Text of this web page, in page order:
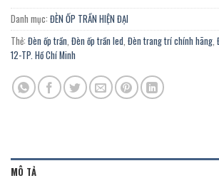
Danh mục: ĐÈN ỐP TRẦN HIỆN ĐẠI
Thẻ: Đèn ốp trần, Đèn ốp trần led, Đèn trang trí chính hãng,
12-TP. Hồ Chí Minh
MÔ TẢ